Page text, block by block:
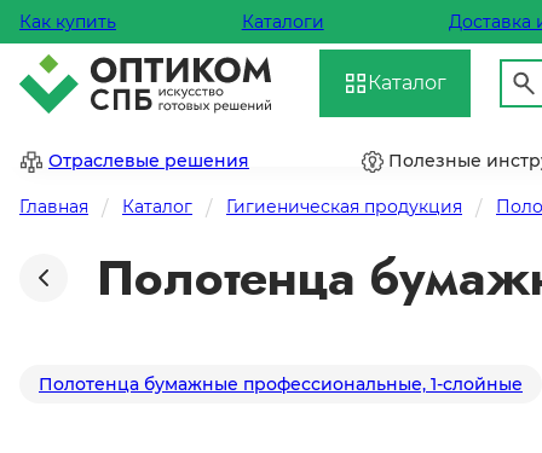
Как купить Каталоги Доставка
Каталог
Отраслевые решения Полезные
Главная Каталог Гигиеническая продукция
Полотенца
Полотенца бумажные профессиональные, 1-слойные